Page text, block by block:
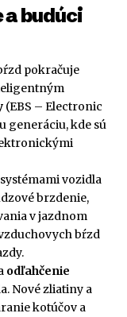
budúci
pokračuje
(EBS – Electronic
generáciu, kde sú
vozidla
brzdenie,
v jazdnom
bŕzd
odľahčenie
Nové zliatiny a
kotúčov a